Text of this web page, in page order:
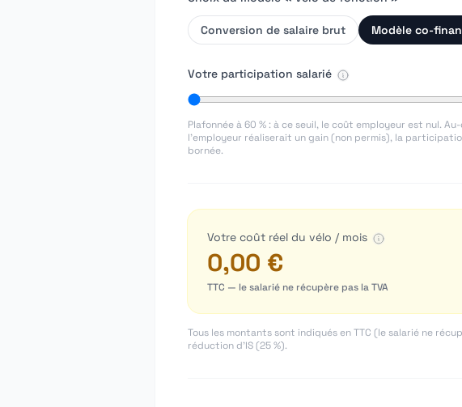
Conversion de salaire brut Modèle co-
Votre participation salarié
Plafonnée à60 % : à ce seuil, le coût employeur est nul.
l'employeur réaliserait un gain (non permis), la
bornée.
Votre coût réel du vélo / mois
0,00 €
TTC — le salarié ne récupère pas la TVA
Tous les montants sont indiqués en TTC (le salarié ne
réduction d'IS (25 %).